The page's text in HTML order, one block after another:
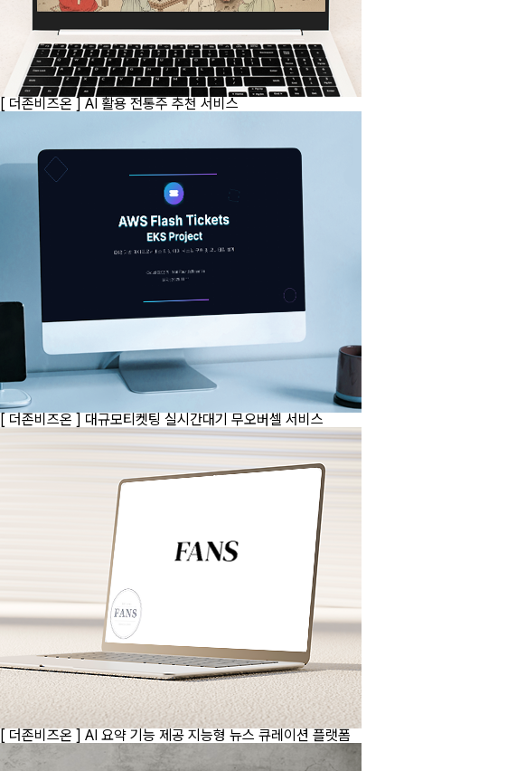
[ 더존비즈온 ] AI 활용 전통주 추천 서비스
[ 더존비즈온 ] 대규모티켓팅 실시간대기 무오버셀 서비스
[ 더존비즈온 ] AI 요약 기능 제공 지능형 뉴스 큐레이션 플랫폼